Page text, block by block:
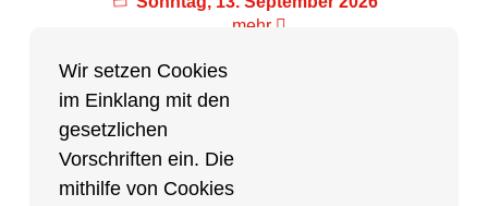
Wir setzen Cookies
im Einklang mit den
gesetzlichen
Vorschriften ein. Die
mithilfe von Cookies
mehr
Partner des Breitensports